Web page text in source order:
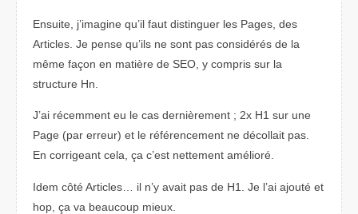
Ensuite, j’imagine qu’il faut distinguer les Pages, des
Articles. Je pense qu’ils ne sont pas considérés de la
même façon en matière de SEO, y compris sur la
structure Hn.
J’ai récemment eu le cas dernièrement ; 2x H1 sur une
Page (par erreur) et le référencement ne décollait pas.
En corrigeant cela, ça c’est nettement amélioré.
Idem côté Articles… il n’y avait pas de H1. Je l’ai ajouté et
hop, ça va beaucoup mieux.